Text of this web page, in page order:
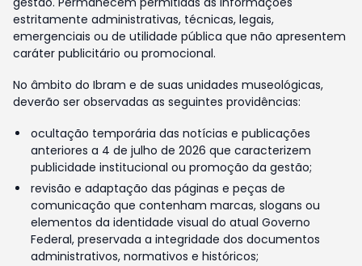
estritamente administrativas, técnicas, legais,
emergenciais ou de utilidade pública que não apresentem
caráter publicitário ou promocional.
No âmbito do Ibram e de suas unidades museológicas,
deverão ser observadas as seguintes providências:
ocultação temporária das notícias e publicações
anteriores a 4 de julho de 2026 que caracterizem
publicidade institucional ou promoção da gestão;
revisão e adaptação das páginas e peças de
comunicação que contenham marcas, slogans ou
elementos da identidade visual do atual Governo
Federal, preservada a integridade dos documentos
administrativos, normativos e históricos;